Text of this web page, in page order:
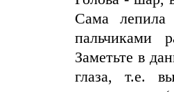
Сама лепила
пальчиками
Заметьте в
глаза, т.е.